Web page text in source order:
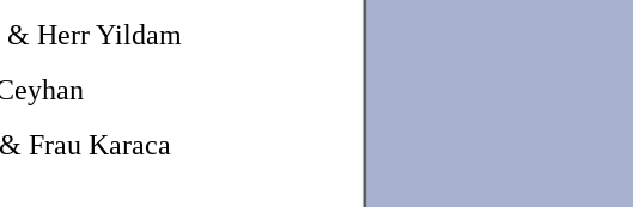
& Herr Yildam
Frau Karaca